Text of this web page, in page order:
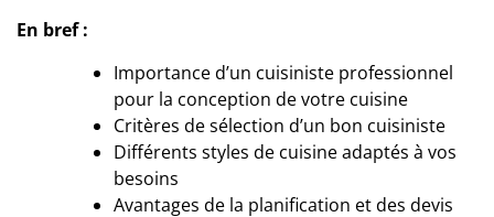
En bref :
Importance d’un cuisiniste professionnel
pour la conception de votre cuisine
Critères de sélection d’un bon cuisiniste
Différents styles de cuisine adaptés à vos
besoins
Avantages de la planification et des devis